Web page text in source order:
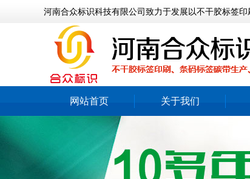
河南合众标识科技有限公司致力于发展以不干胶标签
网站首页 关于我们